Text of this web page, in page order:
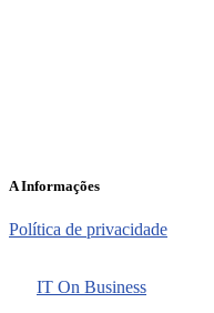
A Informações
Política de privacidade
IT On Business